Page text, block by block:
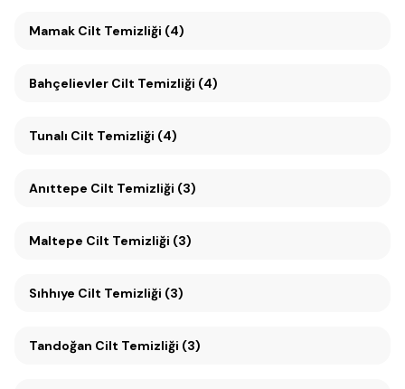
Mamak Cilt Temizliği (4)
Bahçelievler Cilt Temizliği (4)
Tunalı Cilt Temizliği (4)
Anıttepe Cilt Temizliği (3)
Maltepe Cilt Temizliği (3)
Sıhhıye Cilt Temizliği (3)
Tandoğan Cilt Temizliği (3)